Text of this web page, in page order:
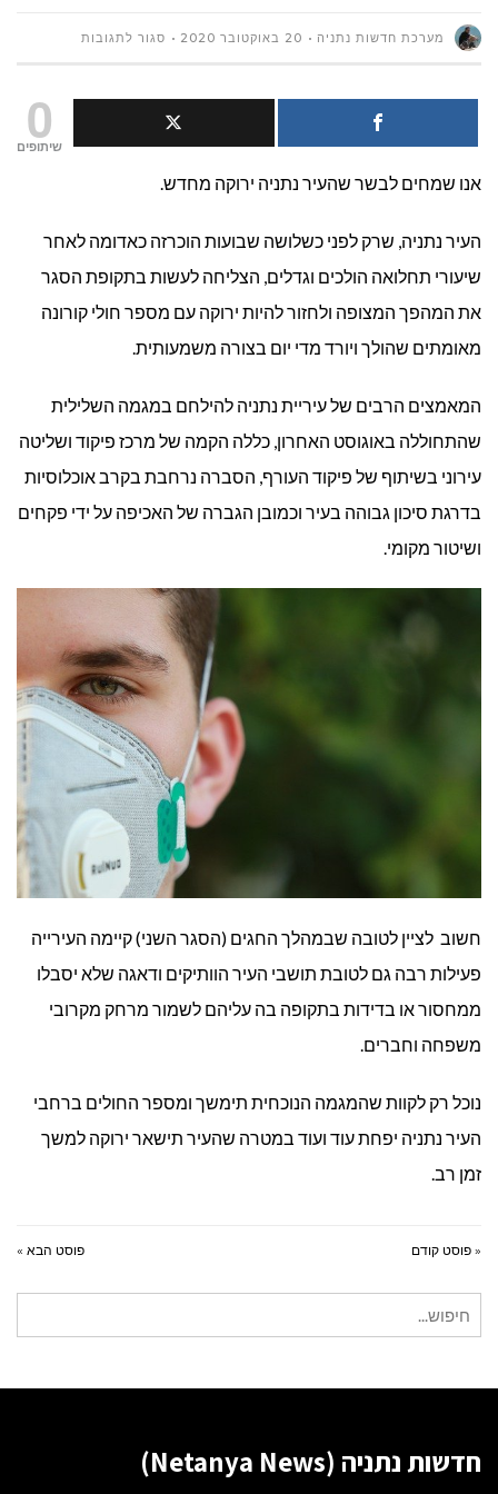
מערכת חדשות נתניה 20 באוקטובר 2020 סגור לתגובותעל
לבשר
נתניה
ירוקה
0
שיתופים
אנו שמחים לבשר שהעיר נתניה ירוקה מחדש.
העיר נתניה, שרק לפני כשלושה שבועות הוכרזה כאדומה לאחר
שיעורי תחלואה הולכים וגדלים, הצליחה לעשות בתקופת הסגר
את המהפך המצופה ולחזור להיות ירוקה עם מספר חולי קורונה
מאומתים שהולך ויורד מדי יום בצורה משמעותית.
המאמצים הרבים של עיריית נתניה להילחם במגמה השלילית
שהתחוללה באוגוסט האחרון, כללה הקמה של מרכז פיקוד ושליטה
עירוני בשיתוף של פיקוד העורף, הסברה נרחבת בקרב אוכלוסיות
בדרגת סיכון גבוהה בעיר וכמובן הגברה של האכיפה על ידי פקחים
ושיטור מקומי.
חשוב לציין לטובה שבמהלך החגים (הסגר השני) קיימה העירייה
פעילות רבה גם לטובת תושבי העיר הוותיקים ודאגה שלא יסבלו
ממחסור או בדידות בתקופה בה עליהם לשמור מרחק מקרובי
משפחה וחברים.
נוכל רק לקוות שהמגמה הנוכחית תימשך ומספר החולים ברחבי
העיר נתניה יפחת עוד ועוד במטרה שהעיר תישאר ירוקה למשך
זמן רב.
« פוסט קודם פוסט הבא »
עבור:
חדשות נתניה (Netanya News)